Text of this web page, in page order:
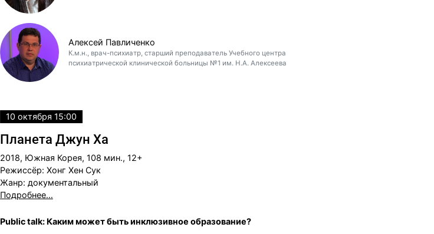
Алексей Павличенко
К.м.н., врач-психиатр, старший преподаватель Учебного центра
психиатрической клинической больницы №1 им. Н.А. Алексеева
10 октября 15:00
Планета Джун Ха
2018, Южная Корея, 108 мин., 12+
Режиссёр: Хонг Хен Сук
Жанр: документальный
Подробнее…
Public talk: Каким может быть инклюзивное образование?